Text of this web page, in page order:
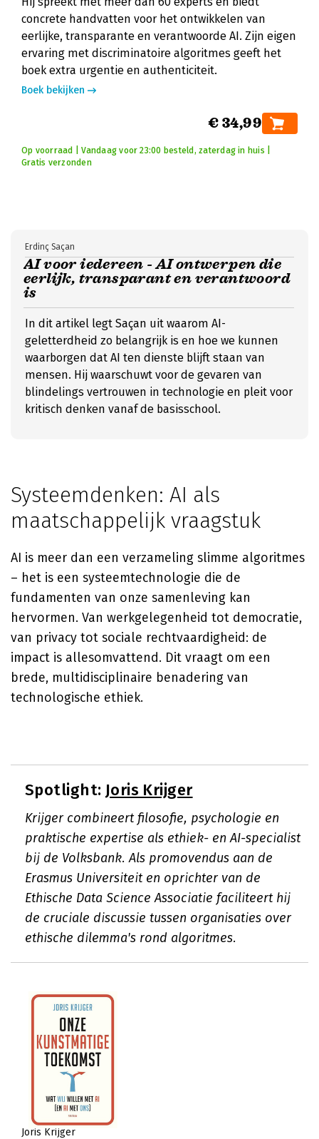
concrete handvatten voor het ontwikkelen van
eerlijke, transparante en verantwoorde AI. Zijn eigen
ervaring met discriminatoire algoritmes geeft het
boek extra urgentie en authenticiteit.
Boek bekijken
€ 34,99
Op voorraad | Vandaag voor 23:00 besteld, zaterdag in huis |
Gratis verzonden
AI voor iedereen - AI ontwerpen die
eerlijk, transparant en verantwoord
is
Erdinç Saçan
In dit artikel legt Saçan uit waarom AI-
geletterdheid zo belangrijk is en hoe we kunnen
waarborgen dat AI ten dienste blijft staan van
mensen. Hij waarschuwt voor de gevaren van
blindelings vertrouwen in technologie en pleit voor
kritisch denken vanaf de basisschool.
Systeemdenken: AI als
maatschappelijk vraagstuk
AI is meer dan een verzameling slimme algoritmes
– het is een systeemtechnologie die de
fundamenten van onze samenleving kan
hervormen. Van werkgelegenheid tot democratie,
van privacy tot sociale rechtvaardigheid: de
impact is allesomvattend. Dit vraagt om een
brede, multidisciplinaire benadering van
technologische ethiek.
Spotlight: Joris Krijger
Krijger combineert filosofie, psychologie en
praktische expertise als ethiek- en AI-specialist
bij de Volksbank. Als promovendus aan de
Erasmus Universiteit en oprichter van de
Ethische Data Science Associatie faciliteert hij
de cruciale discussie tussen organisaties over
ethische dilemma's rond algoritmes.
Joris Krijger